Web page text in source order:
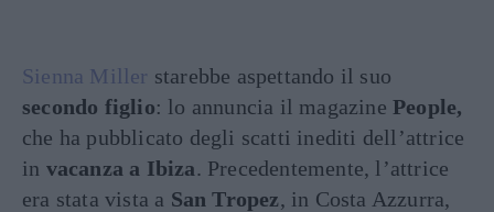
Sienna Miller starebbe aspettando il suo
secondo figlio: lo annuncia il magazinePeople,
che ha pubblicato degli scatti inediti dell’attrice
in vacanza a Ibiza. Precedentemente, l’attrice
era stata vista a San Tropez, in Costa Azzurra,